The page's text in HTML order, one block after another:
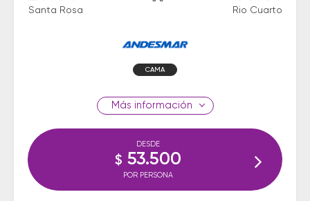
Santa Rosa Rio Cuarto
CAMA
información
DESDE
$ 53.500
POR PERSONA